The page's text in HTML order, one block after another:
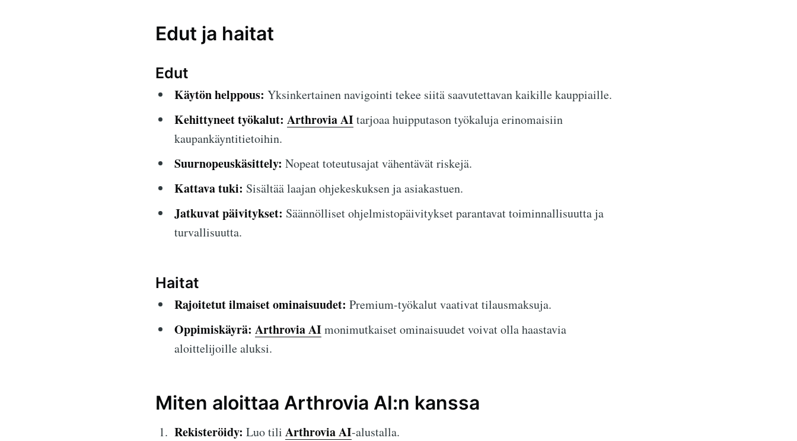
Edut ja haitat
Edut
Käytön helppous: Yksinkertainen navigointi tekee siitä saavutettavan kaikille kauppiaille.
Kehittyneet työkalut: Arthrovia AItarjoaa huipputason työkaluja erinomaisiin
kaupankäyntitietoihin.
Suurnopeuskäsittely: Nopeat toteutusajat vähentävät riskejä.
Kattava tuki: Sisältää laajan ohjekeskuksen ja asiakastuen.
Jatkuvat päivitykset: Säännölliset ohjelmistopäivitykset parantavat toiminnallisuutta ja
turvallisuutta.
Haitat
Rajoitetut ilmaiset ominaisuudet: Premium-työkalut vaativat tilausmaksuja.
Oppimiskäyrä: Arthrovia AImonimutkaiset ominaisuudet voivat olla haastavia
aloittelijoille aluksi.
Miten aloittaa Arthrovia AI:n kanssa
Rekisteröidy: Luo tili Arthrovia AI-alustalla.